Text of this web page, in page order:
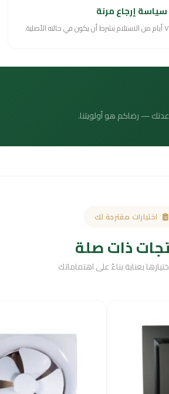
سياسة إرجاع مرنة
— رضاكم هو أولويتنا.
اختيارات مقترحة لك
ذات صلة
بعناية بناءً على اهتماماتك